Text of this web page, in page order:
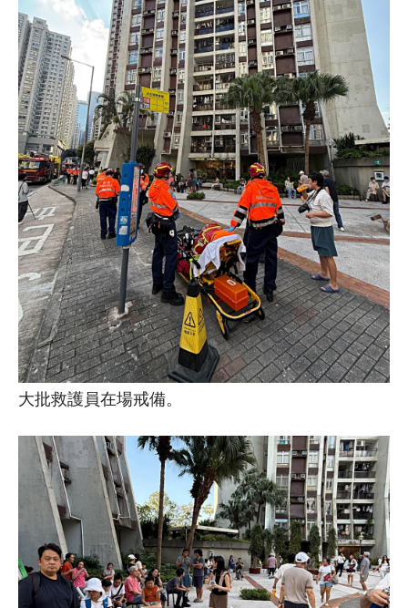
大批救護員在場戒備。